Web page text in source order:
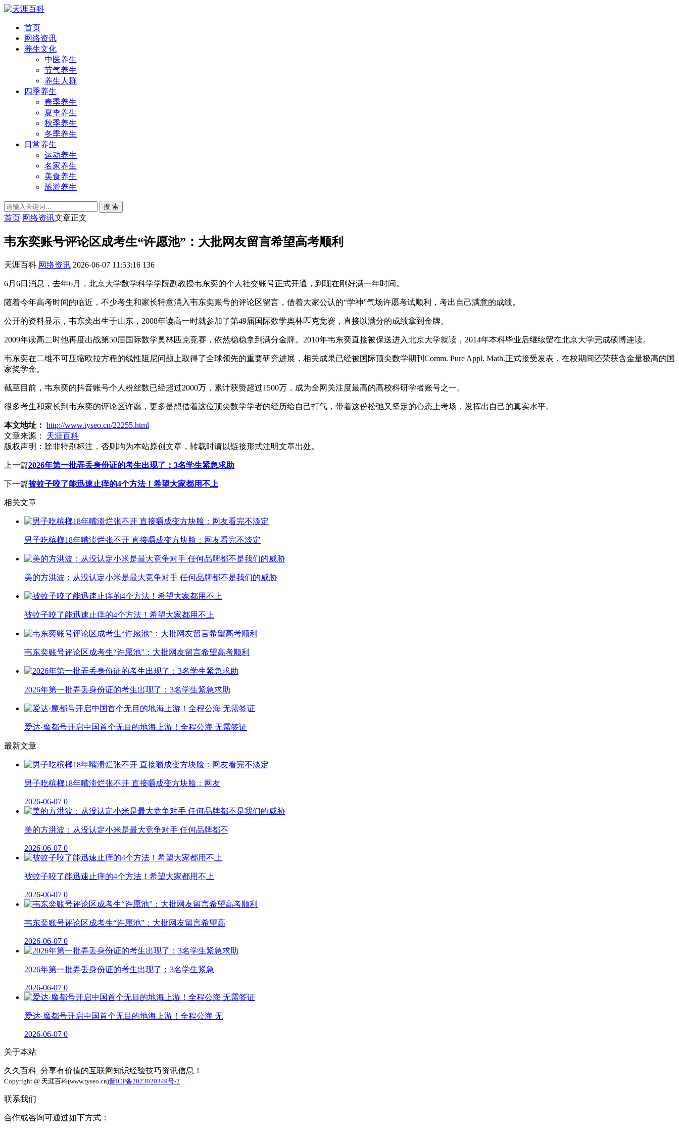
首页
网络资讯
养生文化
中医养生
节气养生
养生人群
四季养生
春季养生
夏季养生
秋季养生
冬季养生
日常养生
运动养生
名家养生
美食养生
旅游养生
搜 索
首页 网络资讯文章正文
韦东奕账号评论区成考生“许愿池”：大批网友留言希望高考顺利
天涯百科 网络资讯 2026-06-07 11:53:16 136
6月6日消息，去年6月，北京大学数学科学学院副教授韦东奕的个人社交账号正式开通，到现在刚好满一年时间。
随着今年高考时间的临近，不少考生和家长特意涌入韦东奕账号的评论区留言，借着大家公认的“学神”气场许愿考试顺利，考出自己满意的成绩。
公开的资料显示，韦东奕出生于山东，2008年读高一时就参加了第49届国际数学奥林匹克竞赛，直接以满分的成绩拿到金牌。
2009年读高二时他再度出战第50届国际数学奥林匹克竞赛，依然稳稳拿到满分金牌。2010年韦东奕直接被保送进入北京大学就读，2014年本科毕业后继续留在北京大学完成硕博连读。
韦东奕在二维不可压缩欧拉方程的线性阻尼问题上取得了全球领先的重要研究进展，相关成果已经被国际顶尖数学期刊Comm. Pure Appl. Math.正式接受发表，在校期间还荣获含金量极高的国
家奖学金。
截至目前，韦东奕的抖音账号个人粉丝数已经超过2000万，累计获赞超过1500万，成为全网关注度最高的高校科研学者账号之一。
很多考生和家长到韦东奕的评论区许愿，更多是想借着这位顶尖数学学者的经历给自己打气，带着这份松弛又坚定的心态上考场，发挥出自己的真实水平。
本文地址： http://www.tyseo.cn/22255.html
文章来源：
天涯百科
版权声明： 除非特别标注，否则均为本站原创文章，转载时请以链接形式注明文章出处。
上一篇2026年第一批弄丢身份证的考生出现了：3名学生紧急求助
下一篇被蚊子咬了能迅速止痒的4个方法！希望大家都用不上
相关文章
男子吃槟榔18年嘴溃烂张不开 直接嚼成变方块脸：网友看完不淡定
美的方洪波：从没认定小米是最大竞争对手 任何品牌都不是我们的威胁
被蚊子咬了能迅速止痒的4个方法！希望大家都用不上
韦东奕账号评论区成考生“许愿池”：大批网友留言希望高考顺利
2026年第一批弄丢身份证的考生出现了：3名学生紧急求助
爱达·魔都号开启中国首个无目的地海上游！全程公海 无需签证
最新文章
男子吃槟榔18年嘴溃烂张不开 直接嚼成变方块脸：网友
2026-06-07 0
美的方洪波：从没认定小米是最大竞争对手 任何品牌都不
2026-06-07 0
被蚊子咬了能迅速止痒的4个方法！希望大家都用不上
2026-06-07 0
韦东奕账号评论区成考生“许愿池”：大批网友留言希望高
2026-06-07 0
2026年第一批弄丢身份证的考生出现了：3名学生紧急
2026-06-07 0
爱达·魔都号开启中国首个无目的地海上游！全程公海 无
2026-06-07 0
关于本站
久久百科_分享有价值的互联网知识经验技巧资讯信息！
Copyright @ 天涯百科(www.tyseo.cn)晋ICP备2023020349号-2
联系我们
合作或咨询可通过如下方式：